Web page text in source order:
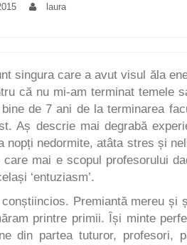
laura
care a avut visul ăla
că nu mi-am terminat temele
de 7 ani de la terminarea
Aș descrie mai degrabă
nopți nedormite, atâta stres și
mai e scopul profesorului
‘entuziasm’.
Premiantă mereu și
printre primii. Își minte
din partea tuturor,